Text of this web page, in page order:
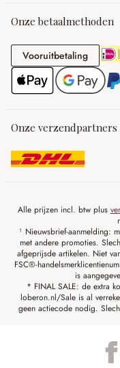
Onze betaalmethoden
Vooruitbetaling
Onze verzendpartners
Alle prijzen incl. btw plus
¹ Nieuwsbrief-aanmelding:
met andere promoties.
afgeprijsde artikelen. Niet
FSC®-
is
* FINAL SALE: de extra
loberon.nl/Sale is al
geen actiecode nodig.